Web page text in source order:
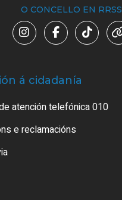
O CONCELLO EN RRSS
á cidadanía
atención telefónica 010
e reclamacións